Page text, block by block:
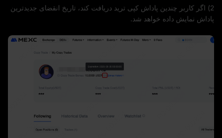
2) اگر کاربر چندین پاداش کپی ترید دریافت کند، تاریخ انقضای جدیدترین
پاداش نمایش داده خواهد شد.